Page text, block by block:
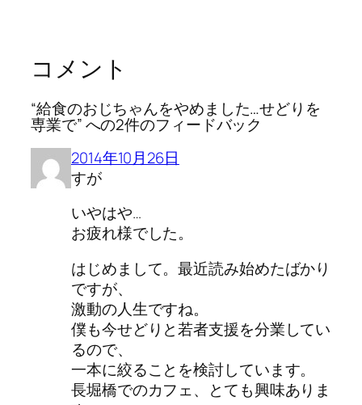
コメント
“給食のおじちゃんをやめました…せどりを
専業で” への2件のフィードバック
2014年10月26日
すが
いやはや…
お疲れ様でした。
はじめまして。最近読み始めたばかり
ですが、
激動の人生ですね。
僕も今せどりと若者支援を分業してい
るので、
一本に絞ることを検討しています。
長堀橋でのカフェ、とても興味ありま